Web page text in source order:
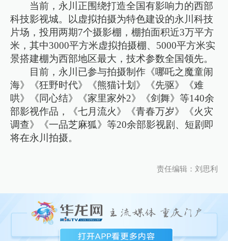
当前，永川正围绕打造全国有影响力的西部
科技影视城。以虚拟拍摄为特色建设的永川科技
片场，投用两期7个摄影棚，棚拍面积近3万平方
米，其中3000平方米虚拟拍摄棚、5000平方米实
景搭建棚为西部地区最大，技术参数全国领先。
目前，永川已参与拍摄制作《哪吒之魔童闹
海》《狂野时代》《熊猫计划》《先驱》《难
哄》《同心结》《家里家外2》《剑舞》等140余
部影视作品，《七月流火》《青春万岁》《火灾
调查》《一品芝麻狐》等20余部影视剧、短剧即
将在永川拍摄。
责任编辑：刘思利